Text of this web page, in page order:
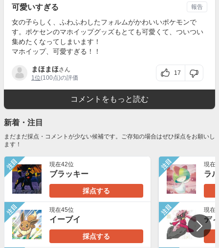
可愛いすぎる
女の子らしく、ふわふわしたフォルムがかわいいポケモンで
す。ポケセンのマホイップグッズもとても可愛くて、ついつい
集めたくなってしまいます！
マホイップ、可愛すぎる！！
まほまほさん
1位(100点)の評価
17
報告
コメントをもっと読む
新着・注目
まだまだ採点・コメントが少ない候補です。ご存知の場合はぜひ採点をお願いし
ます！
注目 現在42位
ブラッキー
採点する
注目 現在45位
イーブイ
採点する
注目 現在
ラ
注目 現在
デ